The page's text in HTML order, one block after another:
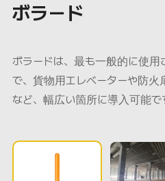
ボラード
ボラードは、最も一般的に使用
で、貨物用エレベーターや防火
など、幅広い箇所に導入可能で